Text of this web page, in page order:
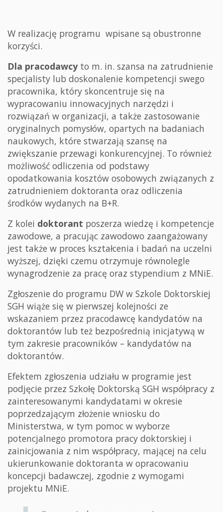
W realizację programu wpisane są obustronne
korzyści.
Dla pracodawcy to m. in. szansa na zatrudnienie
specjalisty lub doskonalenie kompetencji swego
pracownika, który skoncentruje się na
wypracowaniu innowacyjnych narzędzi i
rozwiązań w organizacji, a także zastosowanie
oryginalnych pomysłów, opartych na badaniach
naukowych, które stwarzają szansę na
zwiększanie przewagi konkurencyjnej. To również
możliwość odliczenia od podstawy
opodatkowania kosztów osobowych związanych z
zatrudnieniem doktoranta oraz odliczenia
środków wydanych na B+R.
Z kolei doktorant poszerza wiedzę i kompetencje
zawodowe, a pracując zawodowo zaangażowany
jest także w proces kształcenia i badań na uczelni
wyższej, dzięki czemu otrzymuje równolegle
wynagrodzenie za pracę oraz stypendium z MNiE.
Zgłoszenie do programu DW w Szkole Doktorskiej
SGH wiąże się w pierwszej kolejności ze
wskazaniem przez pracodawcę kandydatów na
doktorantów lub też bezpośrednią inicjatywą w
tym zakresie pracowników – kandydatów na
doktorantów.
Efektem zgłoszenia udziału w programie jest
podjęcie przez Szkołę Doktorską SGH współpracy z
zainteresowanymi kandydatami w okresie
poprzedzającym złożenie wniosku do
Ministerstwa, w tym pomoc w wyborze
potencjalnego promotora pracy doktorskiej i
zainicjowania z nim współpracy, mającej na celu
ukierunkowanie doktoranta w opracowaniu
koncepcji badawczej, zgodnie z wymogami
projektu MNiE.